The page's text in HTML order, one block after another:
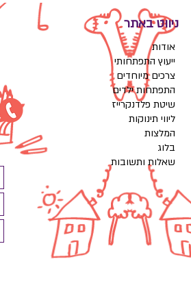
ניווט באתר
אודות
ייעוץ התפתחותי
צרכים מיוחדים
התפתחות ילדים
שיטת פלדנקרייז
ליווי תינוקות
המלצות
בלוג
שאלות ותשובות